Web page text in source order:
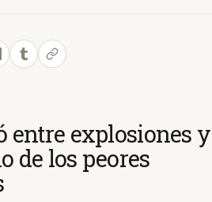
entre explosiones y
de los peores